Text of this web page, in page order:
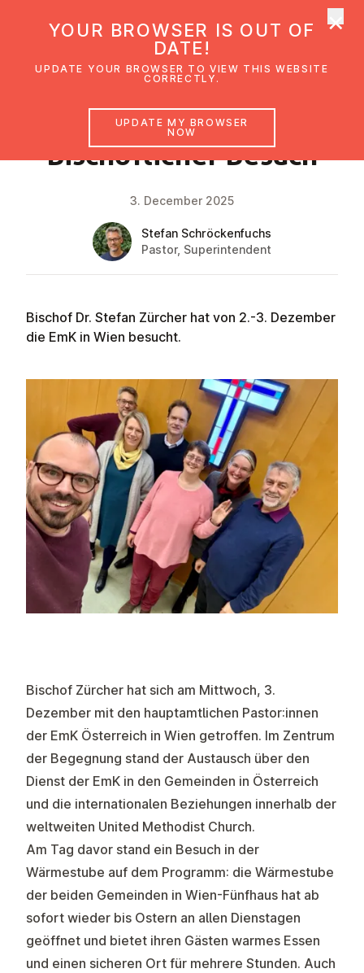
Bis­chöf­lich­er Besuch
NEWS
3. December 2025
Stefan Schröckenfuchs
Pastor, Superintendent
Bischof Dr. Stefan Zürcher hat von 2.-3. Dezember
die EmK in Wien besucht.
Bischof Zürcher hat sich am Mittwoch, 3.
Dezember mit den hauptamtlichen Pastor:innen
der EmK Österreich in Wien getroffen. Im Zentrum
der Begegnung stand der Austausch über den
Dienst der EmK in den Gemeinden in Österreich
und die internationalen Beziehungen innerhalb der
weltweiten United Methodist Church.
Am Tag davor stand ein Besuch in der
Wärmestube auf dem Programm: die Wärmestube
der beiden Gemeinden in Wien-Fünfhaus hat ab
sofort wieder bis Ostern an allen Dienstagen
geöffnet und bietet ihren Gästen warmes Essen
und einen sicheren Ort für mehrere Stunden. Auch
YOUR BROWSER IS OUT OF
DATE!
UPDATE YOUR BROWSER TO VIEW THIS WEBSITE
CORRECTLY.
UPDATE MY BROWSER
NOW
×